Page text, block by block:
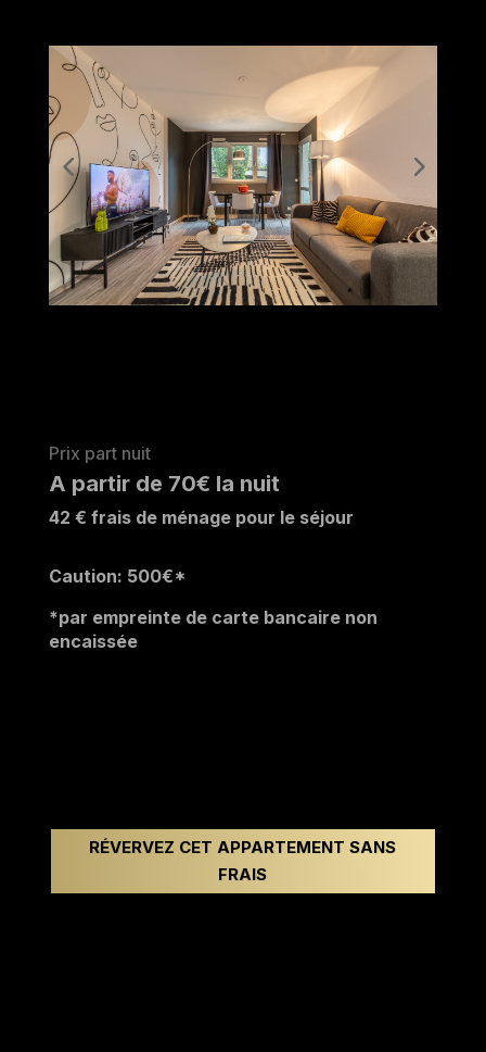
Prix part nuit
A partir de 70€ la nuit
42 € frais de ménage pour le séjour
Caution: 500€*
*par empreinte de carte bancaire non
encaissée
RÉVERVEZ CET APPARTEMENT SANS
FRAIS